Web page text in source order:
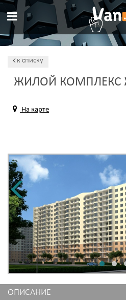
к списку
ЖИЛОЙ КОМПЛЕКС
На карте
ОПИСАНИЕ